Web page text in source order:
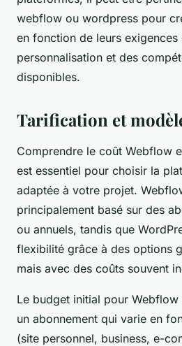
webflow ou wordpress pour
en fonction de leurs exigences
personnalisation et des
disponibles.
Tarification et
Comprendre le coût Webflow
est essentiel pour choisir la
adaptée à votre projet.
principalement basé sur des
ou annuels, tandis que
flexibilité grâce à des options
mais avec des coûts souvent
Le budget initial pour Webflow
un abonnement qui varie en
(site personnel, business, e-